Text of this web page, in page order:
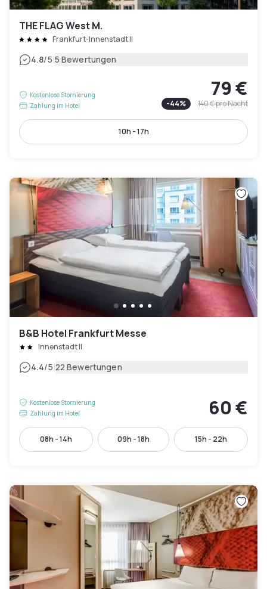
THE FLAG West M.
Frankfurt-Innenstadt II
4.8/5|5 Bewertungen
Kostenlose Stornierung
Zahlung im Hotel
79 €
-44% 140 €pro Nacht
10h - 17h
B&B Hotel Frankfurt Messe
Innenstadt II
4.4/5|22 Bewertungen
Kostenlose Stornierung
Zahlung im Hotel
60 €
08h - 14h 09h - 18h 15h - 22h